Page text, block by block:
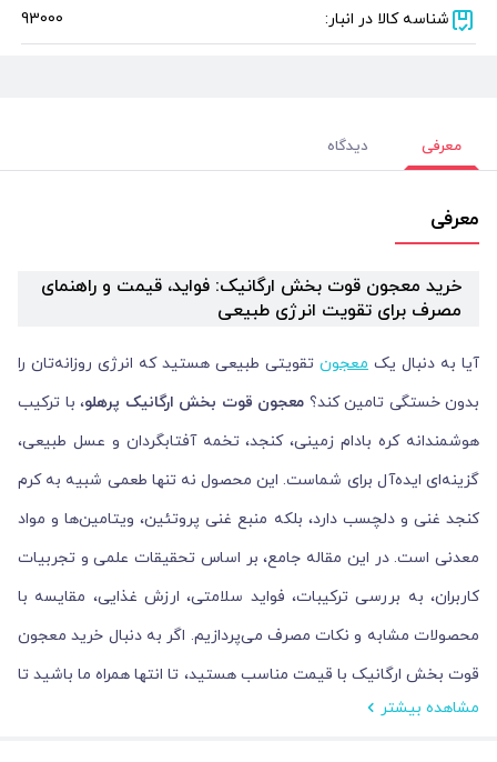
شناسه کالا در انبار: 93000
معرفی دیدگاه
معرفی
خرید معجون قوت بخش ارگانیک: فواید، قیمت و راهنمای
مصرف برای تقویت انرژی طبیعی
آیا به دنبال یک معجون تقویتی طبیعی هستید که انرژی روزانه‌تان را
بدون خستگی تامین کند؟ معجون قوت بخش ارگانیک پرهلو، با ترکیب
هوشمندانه کره بادام زمینی، کنجد، تخمه آفتابگردان و عسل طبیعی،
گزینه‌ای ایده‌آل برای شماست. این محصول نه تنها طعمی شبیه به کرم
کنجد غنی و دلچسب دارد، بلکه منبع غنی پروتئین، ویتامین‌ها و مواد
معدنی است. در این مقاله جامع، بر اساس تحقیقات علمی و تجربیات
کاربران، به بررسی ترکیبات، فواید سلامتی، ارزش غذایی، مقایسه با
محصولات مشابه و نکات مصرف می‌پردازیم. اگر به دنبال خرید معجون
قوت بخش ارگانیک با قیمت مناسب هستید، تا انتها همراه ما باشید تا
انتخابی آگاهانه داشته باشید.
مشاهده بیشتر